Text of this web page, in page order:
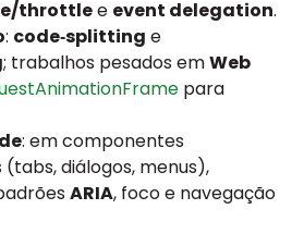
throttlee event delegation.
: code‑splitting e
; trabalhos pesados emWeb
para
: em componentes
diálogos, menus),
ARIA, foco e navegação